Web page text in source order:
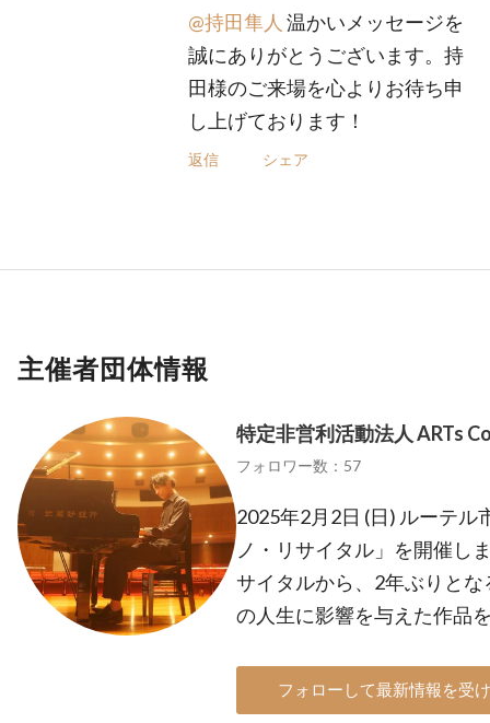
@持田隼人 温かいメッセージを
誠にありがとうございます。持
田様のご来場を心よりお待ち申
し上げております！
返信 シェア
主催者団体情報
特定非営利活動法人 ARTs
フォロワー数：57
2025年2月2日 (日) ルーテ
ノ・リサイタル」を開催し
サイタルから、2年ぶりと
の人生に影響を与えた作品
フォローして最新情報を受